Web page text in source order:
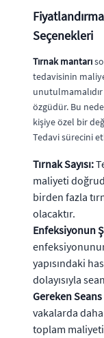
Seçenekleri
Tırnak mantarı
tedavisinin
özgüdür. Bu
kişiye özel bir
Tedavi sürecini
Tırnak Sayısı:
maliyeti
birden fazla
olacaktır.
Enfeksiyonun
yapısındaki
dolayısıyla
Gereken Seans
vakalarda
toplam